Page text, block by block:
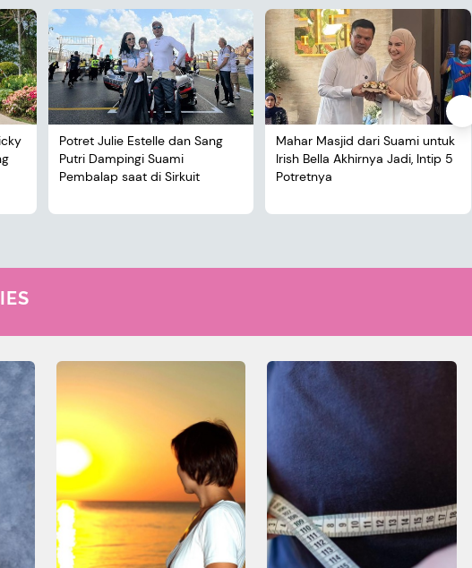
Potret Julie Estelle dan Sang
Putri Dampingi Suami
Pembalap saat di Sirkuit
Mahar Masjid dari Suami untuk
Irish Bella Akhirnya Jadi, Intip 5
Potretnya